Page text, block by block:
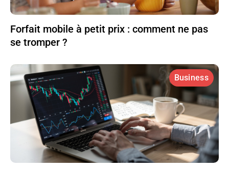
Forfait mobile à petit prix : comment ne pas
se tromper ?
Business